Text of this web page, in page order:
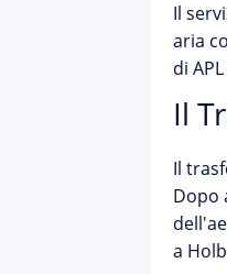
Il
aria
di
Il
Il
Dopo
a